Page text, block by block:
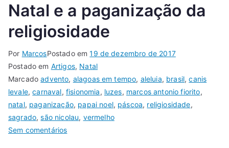
Natal e a paganização da
religiosidade
Por MarcosPostado em19 de dezembro de 2017
Postado em Artigos, Natal
Marcadoadvento, alagoas em tempo, aleluia, brasil,canis
levale,carnaval, fisionomia, luzes, marcos antonio fiorito,
natal, paganização, papai noel, páscoa, religiosidade,
sagrado,são nicolau, vermelho
Sem comentários